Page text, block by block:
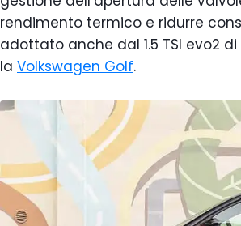
rendimento termico e ridurre
adottato anche dal 1.5 TSI evo2 di
la Volkswagen Golf.